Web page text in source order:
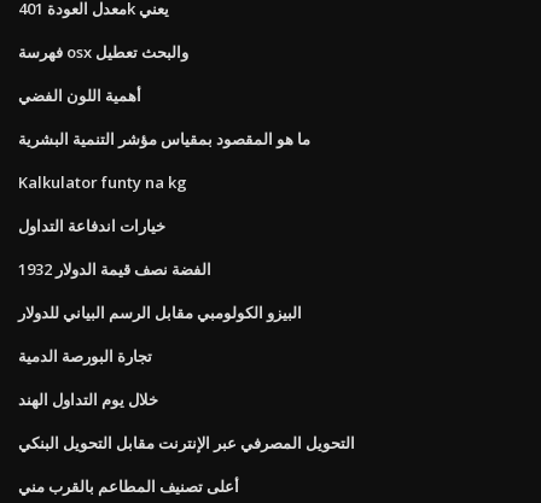
معدل العودة 401k يعني
فهرسة osx والبحث تعطيل
أهمية اللون الفضي
ما هو المقصود بمقياس مؤشر التنمية البشرية
Kalkulator funty na kg
خيارات اندفاعة التداول
الفضة نصف قيمة الدولار 1932
البيزو الكولومبي مقابل الرسم البياني للدولار
تجارة البورصة الدمية
خلال يوم التداول الهند
التحويل المصرفي عبر الإنترنت مقابل التحويل البنكي
أعلى تصنيف المطاعم بالقرب مني